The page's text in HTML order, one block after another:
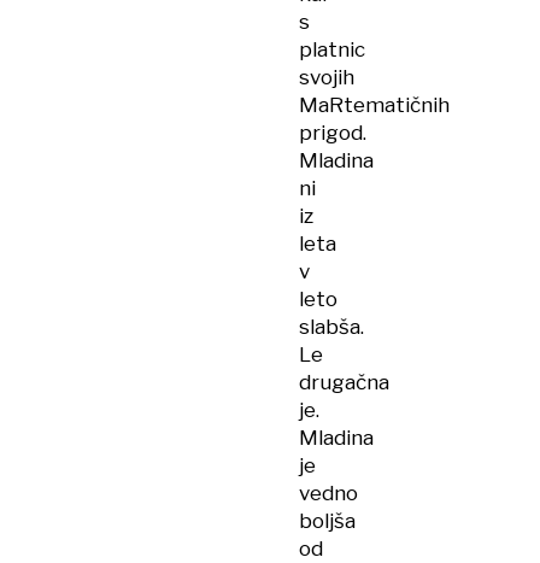
s
platnic
svojih
MaRtematičnih
prigod.
Mladina
ni
iz
leta
v
leto
slabša.
Le
drugačna
je.
Mladina
je
vedno
boljša
od